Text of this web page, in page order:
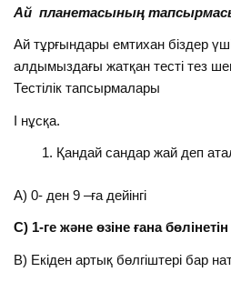
Ай планетасының
Ай тұрғындары емтихан бiздер
алдымыздағы жатқан тесті тез
Тестiлiк тапсырмалары
І нұсқа.
Қандай сандар жай деп
А) 0- ден 9 –ға дейінгі
С) 1-ге және өзіне ғана
В) Екіден артық бөлгіштері бар